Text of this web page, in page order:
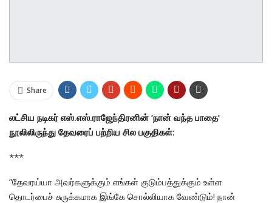
Share
லட்சிய நடிகர் எஸ்.எஸ்.ராஜேந்திரனின் ‘நான் வந்த பாதை’
நூலிலிருந்து தேவரைப் பற்றிய சில பகுதிகள்:
***
”தேவரய்யா அவர்களுக்கும் எங்கள் குடும்பத்துக்கும் உள்ள
தொடர்பைச் சுருக்கமாக இங்கே சொல்லியாக வேண்டும்! நான்